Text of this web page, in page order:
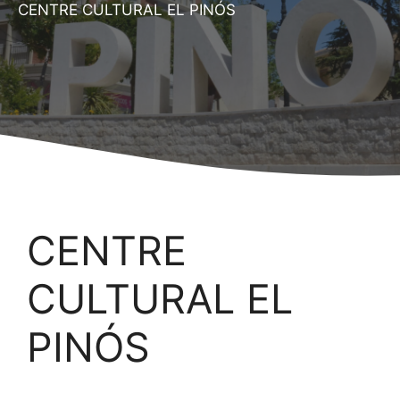
CENTRE CULTURAL EL PINÓS
CENTRE
CULTURAL EL
PINÓS